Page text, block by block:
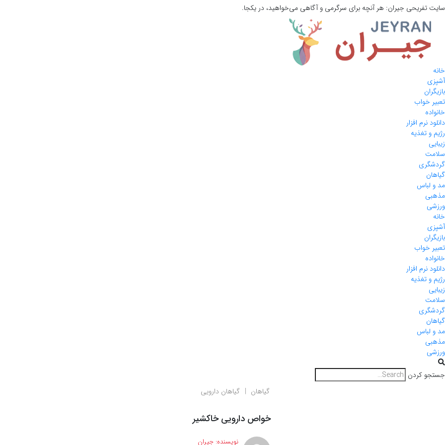
سایت تفریحی جیران: هر آنچه برای سرگرمی و آگاهی می‌خواهید، در یکجا.
خانه
آشپزی
بازیگران
تعبیر خواب
خانواده
دانلود نرم افزار
رژیم و تغذیه
زیبایی
سلامت
گردشگری
گیاهان
مد و لباس
مذهبی
ورزشی
خانه
آشپزی
بازیگران
تعبیر خواب
خانواده
دانلود نرم افزار
رژیم و تغذیه
زیبایی
سلامت
گردشگری
گیاهان
مد و لباس
مذهبی
ورزشی
جستجو کردن
گیاهان
گیاهان دارویی
خواص دارویی خاکشیر
نویسنده: جیران